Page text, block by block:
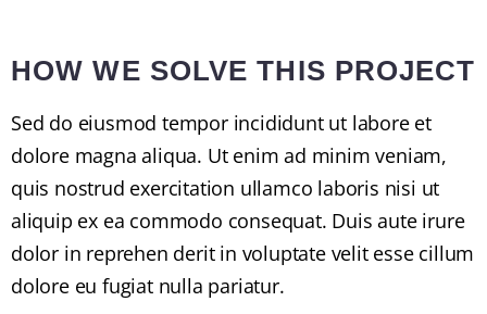
HOW WE SOLVE THIS PROJECT
Sed do eiusmod tempor incididunt ut labore et
dolore magna aliqua. Ut enim ad minim veniam,
quis nostrud exercitation ullamco laboris nisi ut
aliquip ex ea commodo consequat. Duis aute irure
dolor in reprehen derit in voluptate velit esse cillum
dolore eu fugiat nulla pariatur.